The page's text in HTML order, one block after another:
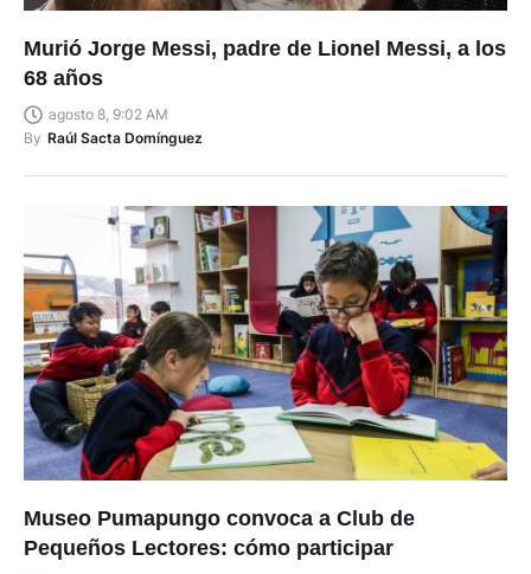
Murió Jorge Messi, padre de Lionel Messi, a los
68 años
agosto 8, 9:02 AM
By Raúl Sacta Domínguez
Museo Pumapungo convoca a Club de
Pequeños Lectores: cómo participar